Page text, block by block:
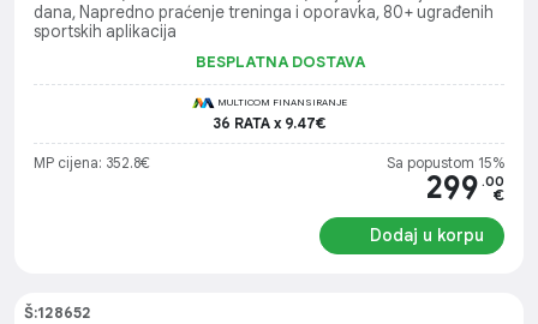
dana, Napredno praćenje treninga i oporavka, 80+ ugrađenih
sportskih aplikacija
BESPLATNA DOSTAVA
MULTICOM FINANSIRANJE
36 RATA x 9.47€
MP cijena: 352.8€ Sa popustom 15%
299 .00
€
Dodaj u korpu
Š:128652